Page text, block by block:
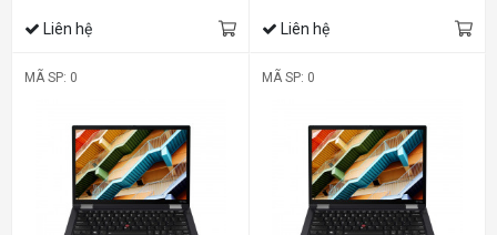
Liên hệ Liên hệ
MÃ SP: 0 MÃ SP: 0